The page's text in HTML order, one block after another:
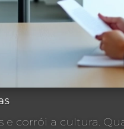
corrói a cultura.